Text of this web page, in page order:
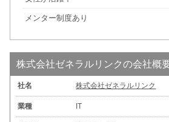
メンター制度あり
株式会社ゼネラルリンクの会社概
社名 株式会社ゼネラルリンク
業種 IT